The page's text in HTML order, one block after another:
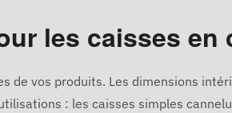
les caisses en
de vos produits. Les dimensions
: les caisses simples